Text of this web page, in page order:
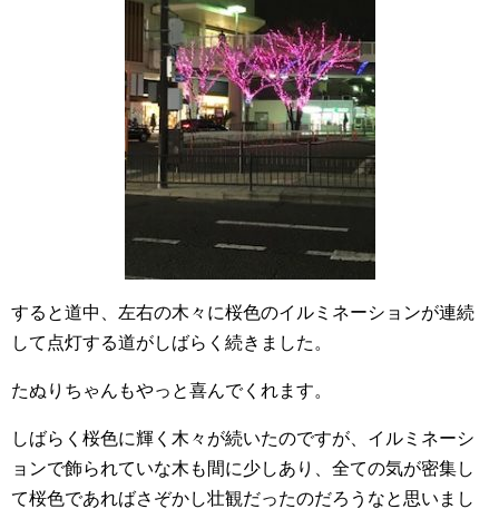
すると道中、左右の木々に桜色のイルミネーションが連続
して点灯する道がしばらく続きました。
たぬりちゃんもやっと喜んでくれます。
しばらく桜色に輝く木々が続いたのですが、イルミネーシ
ョンで飾られていな木も間に少しあり、全ての気が密集し
て桜色であればさぞかし壮観だったのだろうなと思いまし